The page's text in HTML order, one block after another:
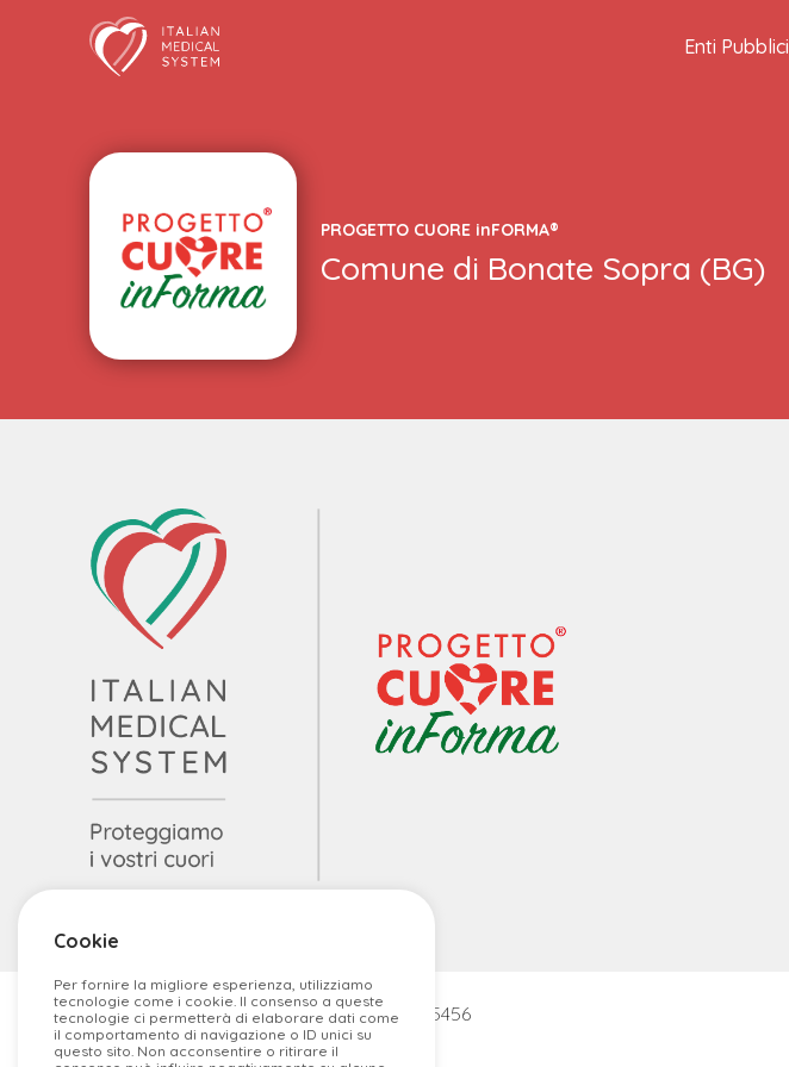
Enti Pubblici
PROGETTO CUORE inFORMA®
Comune di Bonate Sopra (BG)
P.IVA/COD FISC 03686850987 REA BS-55456
Copyright© 2026Italian Medical System
Cookie
Per fornire la migliore esperienza, utilizziamo
tecnologie come i cookie. Il consenso a queste
tecnologie ci permetterà di elaborare dati come
il comportamento di navigazione o ID unici su
questo sito. Non acconsentire o ritirare il